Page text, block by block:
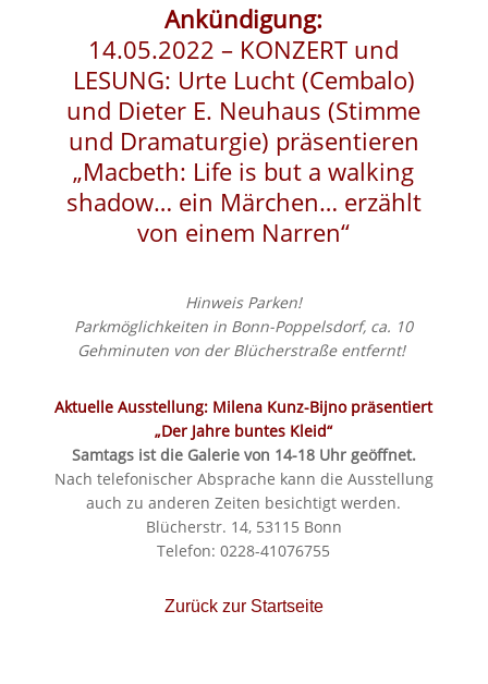
Ankündigung:
14.05.2022 – KONZERT und
LESUNG: Urte Lucht (Cembalo)
und Dieter E. Neuhaus (Stimme
und Dramaturgie) präsentieren
„Macbeth: Life is but a walking
shadow… ein Märchen… erzählt
von einem Narren“
Hinweis Parken!
Parkmöglichkeiten in Bonn-Poppelsdorf, ca. 10
Gehminuten von der Blücherstraße entfernt!
Aktuelle Ausstellung: Milena Kunz-Bijno präsentiert
„Der Jahre buntes Kleid“
Samtags ist die Galerie von 14-18 Uhr geöffnet.
Nach telefonischer Absprache kann die Ausstellung
auch zu anderen Zeiten besichtigt werden.
Blücherstr. 14, 53115 Bonn
Telefon: 0228-41076755
Zurück zur Startseite